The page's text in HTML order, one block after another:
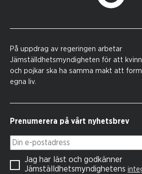
På uppdrag av regeringen arbetar
Jämställdhetsmyndigheten för att
och pojkar ska ha samma makt att
egna liv.
Prenumerera på vårt nyhetsbrev
Din e-postadress
Jag har läst och godkänner
Jämställdhetsmyndighetens